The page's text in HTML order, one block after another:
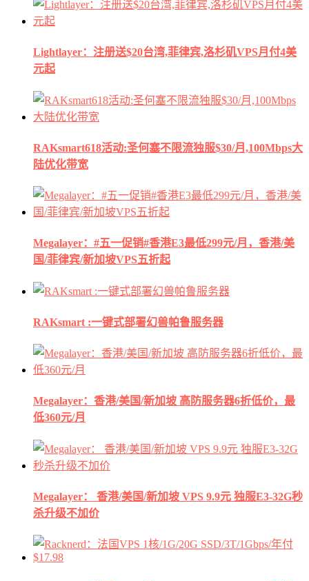
Lightlayer：注册送$20台湾,菲律宾,洛杉矶VPS月付4美
元起
RAKsmart618活动:圣何塞不限流独服$30/月,100Mbps大
陆优化带宽
Megalayer：#五一促销#香港E3最低299元/月，香港/美
国/菲律宾/新加坡VPS五折起
RAKsmart :一键式部署幻兽帕鲁服务器
Megalayer：香港/美国/新加坡 高防服务器6折低价，最
低360元/月
Megalayer： 香港/美国/新加坡 VPS 9.9元 独服E3-32G秒
杀升级不加价